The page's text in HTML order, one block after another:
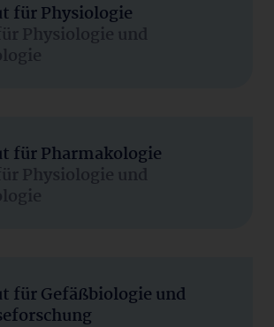
für Physiologie
Physiologie und
für Pharmakologie
Physiologie und
für Gefäßbiologie und